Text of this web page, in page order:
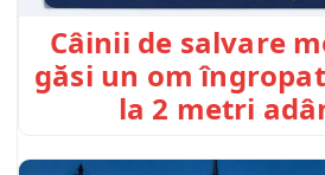
Câinii de salvare
găsi un om
la 2 metri